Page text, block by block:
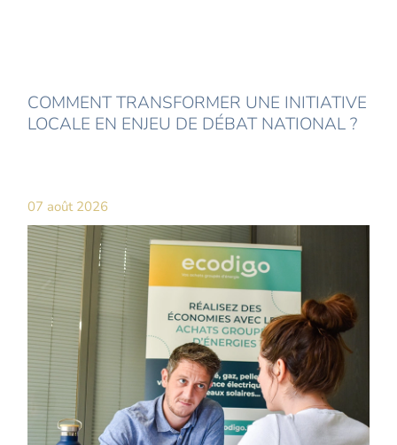
COMMENT TRANSFORMER UNE INITIATIVE
LOCALE EN ENJEU DE DÉBAT NATIONAL ?
07 août 2026